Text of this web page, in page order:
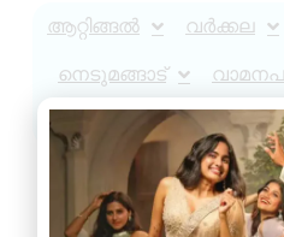
ആറ്റിങ്ങൽ വർക്കല
നെടുമങ്ങാട്
അരുവിക്കര